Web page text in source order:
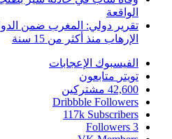
الواقعة
تقرير دولي: المغرب ضمن
الإرهاب منذ أكثر من 15 سنة
الفيسبوك الإعجابات
تويتر متابعون
42,600 مشتركين
Dribbble Followers
117k Subscribers
3
Followers